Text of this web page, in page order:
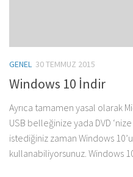
GENEL 30 TEMMUZ 2015
Windows 10 İndir
Ayrıca tamamen yasal olarak
USB belleğinize yada DVD
istediğiniz zaman Windows
kullanabiliyorsunuz. Windows